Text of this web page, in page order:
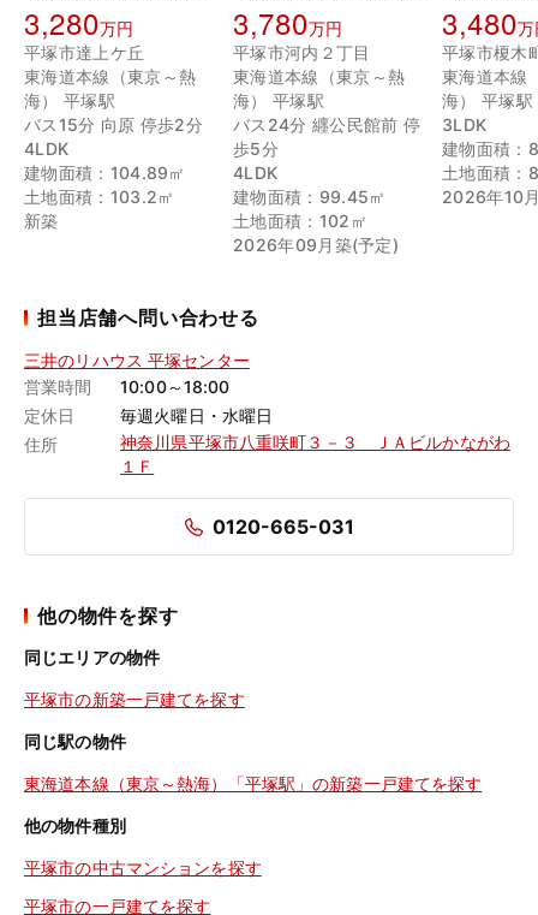
3,280万円
平塚市達上ケ丘
東海道本線（東京～熱
海） 平塚駅
バス15分 向原 停歩2分
4LDK
建物面積：104.89㎡
土地面積：103.2㎡
新築
3,780万円
平塚市河内２丁目
東海道本線（東京～熱
海） 平塚駅
バス24分 纒公民館前 停
歩5分
4LDK
建物面積：99.45㎡
土地面積：102㎡
2026年09月築(予定)
3,480万
平塚市榎木
東海道本線
海） 平塚
3LDK
建物面積：
土地面積：
2026年10
担当店舗へ問い合わせる
三井のリハウス 平塚センター
営業時間
10:00～18:00
定休日
毎週火曜日・水曜日
住所
神奈川県平塚市八重咲町３－３ ＪＡビルかながわ
１Ｆ
0120-665-031
他の物件を探す
同じエリアの物件
平塚市の新築一戸建てを探す
同じ駅の物件
東海道本線（東京～熱海）「平塚駅」の新築一戸建てを探す
他の物件種別
平塚市の中古マンションを探す
平塚市の一戸建てを探す